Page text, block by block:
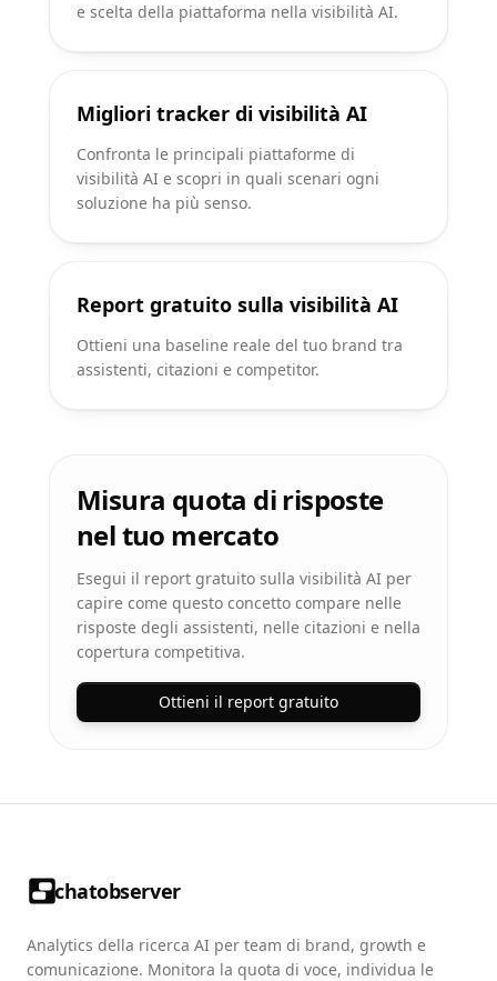
e scelta della piattaforma nella visibilità AI.
Migliori tracker di visibilità AI
Confronta le principali piattaforme di
visibilità AI e scopri in quali scenari ogni
soluzione ha più senso.
Report gratuito sulla visibilità AI
Ottieni una baseline reale del tuo brand tra
assistenti, citazioni e competitor.
Misura quota di risposte
nel tuo mercato
Esegui il report gratuito sulla visibilità AI per
capire come questo concetto compare nelle
risposte degli assistenti, nelle citazioni e nella
copertura competitiva.
Ottieni il report gratuito
chatobserver
Analytics della ricerca AI per team di brand, growth e
comunicazione. Monitora la quota di voce, individua le